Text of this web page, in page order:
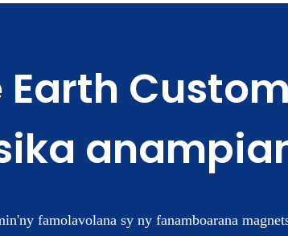
famolavolana sy ny fanamboarana